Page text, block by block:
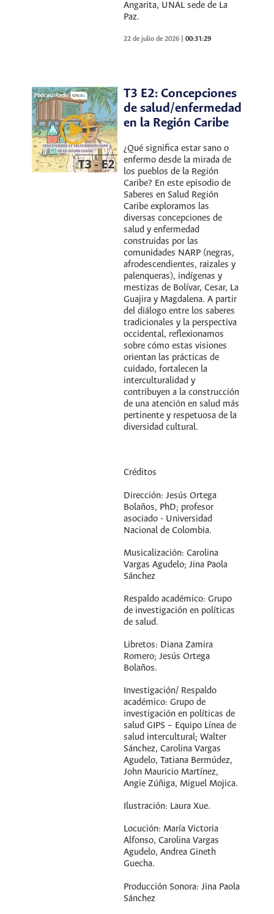
Angarita, UNAL sede de La
Paz.
22 de julio de 2026 |00:31:29
T3 E2: Concepciones
de salud/enfermedad
en la Región Caribe
¿Qué significa estar sano o
enfermo desde la mirada de
los pueblos de la Región
Caribe? En este episodio de
Saberes en Salud Región
Caribe exploramos las
diversas concepciones de
salud y enfermedad
construidas por las
comunidades NARP (negras,
afrodescendientes, raizales y
palenqueras), indígenas y
mestizas de Bolívar, Cesar, La
Guajira y Magdalena. A partir
del diálogo entre los saberes
tradicionales y la perspectiva
occidental, reflexionamos
sobre cómo estas visiones
orientan las prácticas de
cuidado, fortalecen la
interculturalidad y
contribuyen a la construcción
de una atención en salud más
pertinente y respetuosa de la
diversidad cultural.
Créditos
Dirección: Jesús Ortega
Bolaños, PhD; profesor
asociado - Universidad
Nacional de Colombia.
Musicalización: Carolina
Vargas Agudelo; Jina Paola
Sánchez
Respaldo académico: Grupo
de investigación en políticas
de salud.
Libretos: Diana Zamira
Romero; Jesús Ortega
Bolaños.
Investigación/ Respaldo
académico: Grupo de
investigación en políticas de
salud GIPS – Equipo Línea de
salud intercultural; Walter
Sánchez, Carolina Vargas
Agudelo, Tatiana Bermúdez,
John Mauricio Martínez,
Angie Zúñiga, Miguel Mojica.
Ilustración: Laura Xue.
Locución: María Victoria
Alfonso, Carolina Vargas
Agudelo, Andrea Gineth
Guecha.
Producción Sonora: Jina Paola
Sánchez